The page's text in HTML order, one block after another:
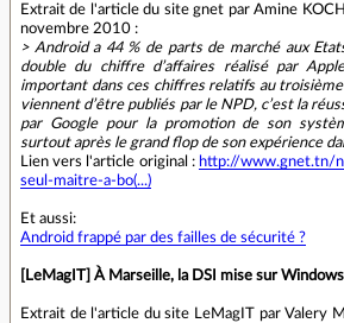
Extrait de l'article du site gnet par Amine
novembre 2010 :
> Android a 44 % de parts de marché aux
double du chiffre d’affaires réalisé par
important dans ces chiffres relatifs au
viennent d’être publiés par le NPD, c’est la
par Google pour la promotion de son
surtout après le grand flop de son expérience
Lien vers l'article original : http://www.gnet.tn/
seul-maitre-a-bo(...)
Et aussi:
Android frappé par des failles de sécurité ?
[LeMagIT] À Marseille, la DSI mise sur
Extrait de l'article du site LeMagIT par Valery